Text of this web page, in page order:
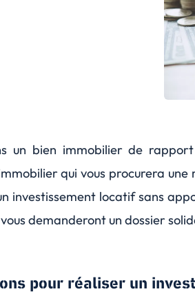
un bien immobilier de
qui vous procurera
investissement locatif sans
demanderont un dossier
pour réaliser un